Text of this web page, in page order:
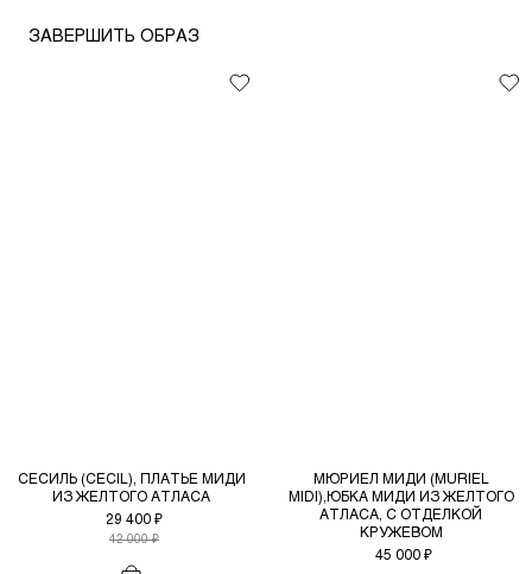
ЗАВЕРШИТЬ ОБРАЗ
СЕСИЛЬ (CECIL), ПЛАТЬЕ МИДИ
ИЗ ЖЕЛТОГО АТЛАСА
29 400 ₽
42 000 ₽
МЮРИЕЛ МИДИ (MURIEL
MIDI),ЮБКА МИДИ ИЗ ЖЕЛТОГО
АТЛАСА, С ОТДЕЛКОЙ
КРУЖЕВОМ
45 000 ₽